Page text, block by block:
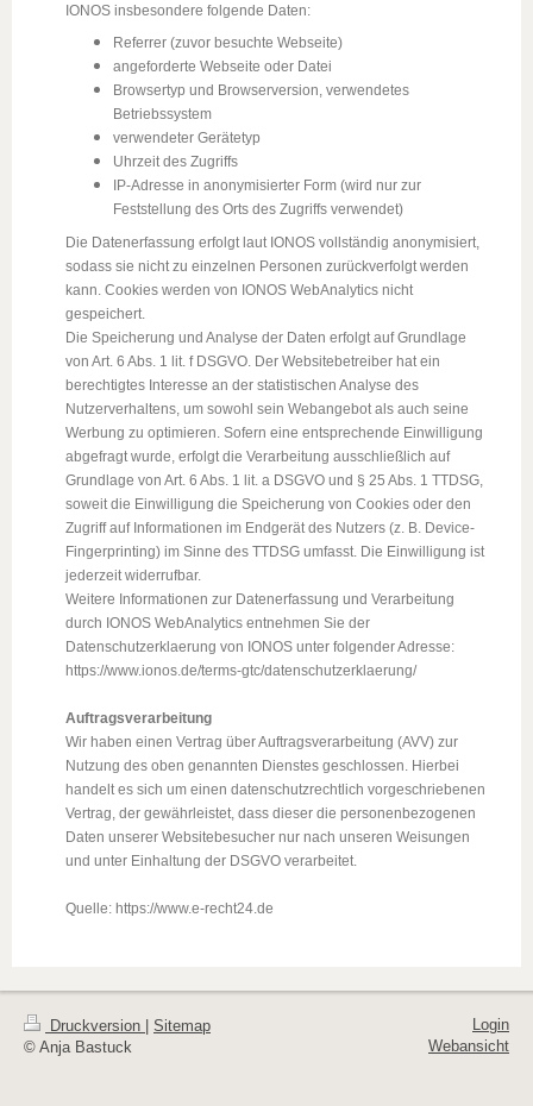
IONOS insbesondere folgende Daten:
Referrer (zuvor besuchte Webseite)
angeforderte Webseite oder Datei
Browsertyp und Browserversion, verwendetes
Betriebssystem
verwendeter Gerätetyp
Uhrzeit des Zugriffs
IP-Adresse in anonymisierter Form (wird nur zur
Feststellung des Orts des Zugriffs verwendet)
Die Datenerfassung erfolgt laut IONOS vollständig anonymisiert,
sodass sie nicht zu einzelnen Personen zurückverfolgt werden
kann. Cookies werden von IONOS WebAnalytics nicht
gespeichert.
Die Speicherung und Analyse der Daten erfolgt auf Grundlage
von Art. 6 Abs. 1 lit. f DSGVO. Der Websitebetreiber hat ein
berechtigtes Interesse an der statistischen Analyse des
Nutzerverhaltens, um sowohl sein Webangebot als auch seine
Werbung zu optimieren. Sofern eine entsprechende Einwilligung
abgefragt wurde, erfolgt die Verarbeitung ausschließlich auf
Grundlage von Art. 6 Abs. 1 lit. a DSGVO und § 25 Abs. 1 TTDSG,
soweit die Einwilligung die Speicherung von Cookies oder den
Zugriff auf Informationen im Endgerät des Nutzers (z. B. Device-
Fingerprinting) im Sinne des TTDSG umfasst. Die Einwilligung ist
jederzeit widerrufbar.
Weitere Informationen zur Datenerfassung und Verarbeitung
durch IONOS WebAnalytics entnehmen Sie der
Datenschutzerklaerung von IONOS unter folgender Adresse:
https://www.ionos.de/terms-gtc/datenschutzerklaerung/
Auftragsverarbeitung
Wir haben einen Vertrag über Auftragsverarbeitung (AVV) zur
Nutzung des oben genannten Dienstes geschlossen. Hierbei
handelt es sich um einen datenschutzrechtlich vorgeschriebenen
Vertrag, der gewährleistet, dass dieser die personenbezogenen
Daten unserer Websitebesucher nur nach unseren Weisungen
und unter Einhaltung der DSGVO verarbeitet.
Quelle: https://www.e-recht24.de
Druckversion
Sitemap
© Anja Bastuck
Login
Webansicht